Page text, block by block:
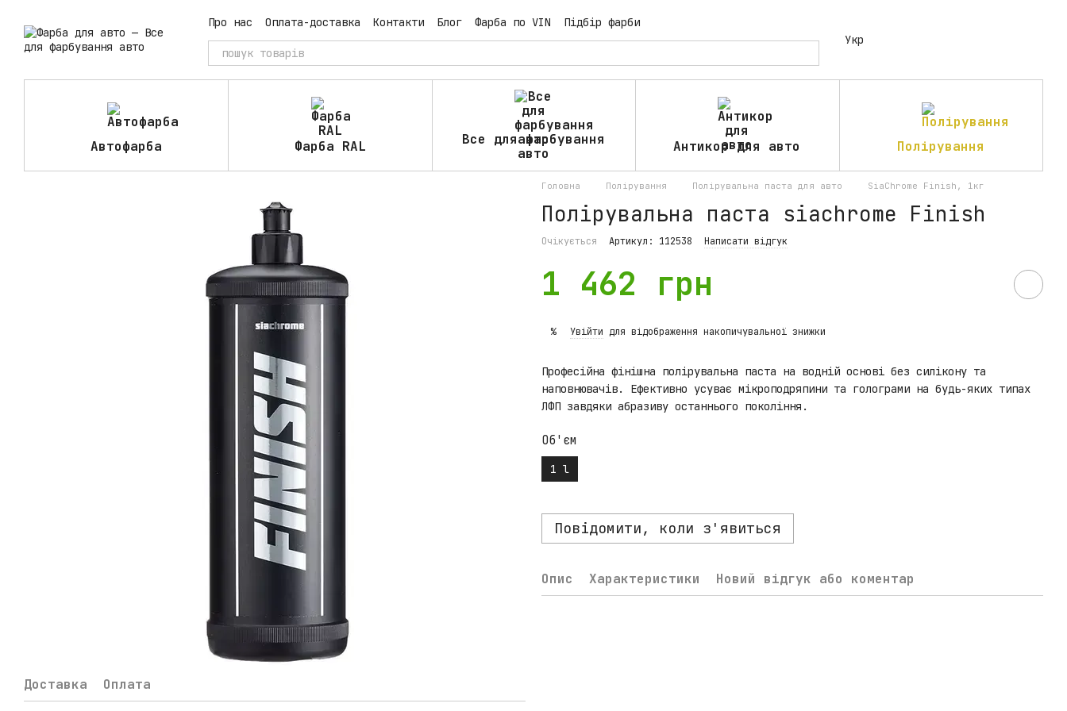
Про нас Оплата-доставка Контакти Блог Фарба по VIN
Підбір фарби
Укр
Автофарба Фарба RAL
Все для фарбування
авто
Антикор для авто Полірування
Доставка Оплата
Головна Полірування Полірувальна паста для авто SiaChrome Finish, 1кг
Полірувальна паста siachrome Finish
Очікується Артикул: 112538 Написати відгук
1 462 грн
% Увійти для відображення накопичувальної знижки
Професійна фінішна полірувальна паста на водній основі без силікону та
наповнювачів. Ефективно усуває мікроподряпини та голограми на будь-яких типах
ЛФП завдяки абразиву останнього покоління.
Об'єм
1 l
Повідомити, коли з'явиться
Опис Характеристики Новий відгук або коментар